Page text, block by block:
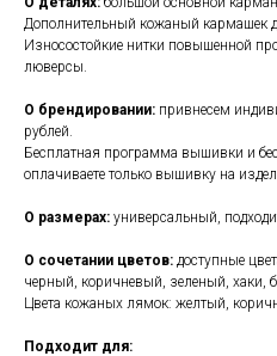
Дополнительный кожаный кармашек
Износостойкие нитки повышенной
люверсы.
О брендировании: привнесем
рублей.
Бесплатная программа вышивки и
оплачиваете только вышивку на
О размерах: универсальный,
О сочетании цветов: доступные
черный, коричневый, зеленый, хаки,
Цвета кожаных лямок: желтый,
Подходит для: